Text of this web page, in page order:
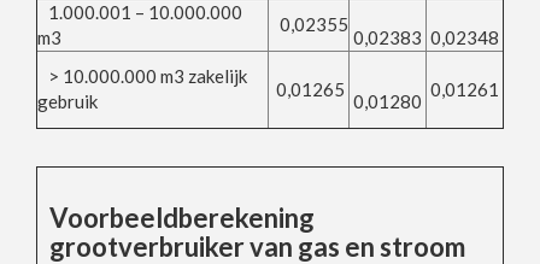
1.000.001 – 10.000.000
m3
0,02355
0,02383 0,02348
> 10.000.000 m3 zakelijk
gebruik
0,01265
0,01280
0,01261
Voorbeeldberekening
grootverbruiker van gas en stroom